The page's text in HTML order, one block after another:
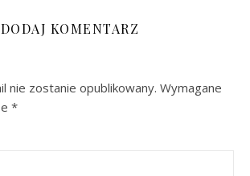
DODAJ KOMENTARZ
nie zostanie opublikowany. Wymagane
*